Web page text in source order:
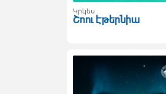
Կրկես
Շոու Էթերնիա